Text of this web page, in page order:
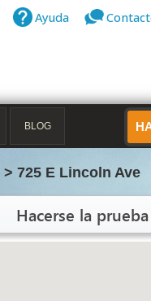
Ayuda
BLOG
> 725 E Lincoln Ave
Hacerse la prueba